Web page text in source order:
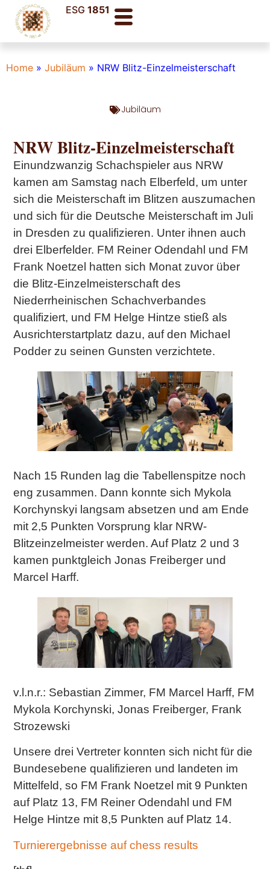
ESG1851
Home » Jubiläum » NRW Blitz-Einzelmeisterschaft
Jubiläum
NRW Blitz-Einzelmeisterschaft
Einundzwanzig Schachspieler aus NRW
kamen am Samstag nach Elberfeld, um unter
sich die Meisterschaft im Blitzen auszumachen
und sich für die Deutsche Meisterschaft im Juli
in Dresden zu qualifizieren. Unter ihnen auch
drei Elberfelder. FM Reiner Odendahl und FM
Frank Noetzel hatten sich Monat zuvor über
die Blitz-Einzelmeisterschaft des
Niederrheinischen Schachverbandes
qualifiziert, und FM Helge Hintze stieß als
Ausrichterstartplatz dazu, auf den Michael
Podder zu seinen Gunsten verzichtete.
Nach 15 Runden lag die Tabellenspitze noch
eng zusammen. Dann konnte sich Mykola
Korchynskyi langsam absetzen und am Ende
mit 2,5 Punkten Vorsprung klar NRW-
Blitzeinzelmeister werden. Auf Platz 2 und 3
kamen punktgleich Jonas Freiberger und
Marcel Harff.
v.l.n.r.: Sebastian Zimmer, FM Marcel Harff, FM
Mykola Korchynski, Jonas Freiberger, Frank
Strozewski
Unsere drei Vertreter konnten sich nicht für die
Bundesebene qualifizieren und landeten im
Mittelfeld, so FM Frank Noetzel mit 9 Punkten
auf Platz 13, FM Reiner Odendahl und FM
Helge Hintze mit 8,5 Punkten auf Platz 14.
Turnierergebnisse auf chess results